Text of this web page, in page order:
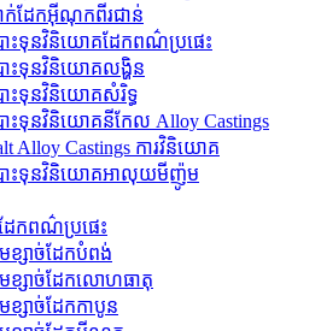
ាក់ដែកអ៊ីណុកពីរជាន់
ោះទុនវិនិយោគដែកពណ៌ប្រផេះ
ោះទុនវិនិយោគលង្ហិន
ោះទុនវិនិយោគសំរិទ្ធ
ោះទុនវិនិយោគនីកែល Alloy Castings
Alloy Castings ការវិនិយោគ
ោះទុនវិនិយោគអាលុយមីញ៉ូម
ដែកពណ៌ប្រផេះ
ខ្សាច់ដែកបំពង់
ម​ខ្សាច់​ដែក​លោហធាតុ
ខ្សាច់ដែកកាបូន